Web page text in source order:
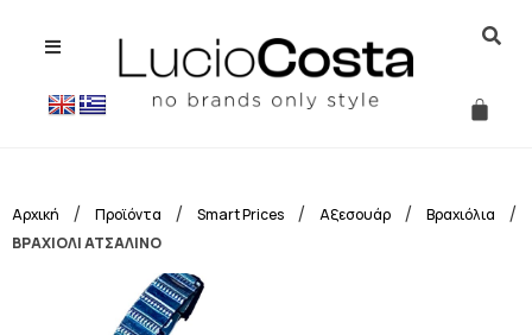
Αρχική / Προϊόντα / Smart Prices / Αξεσουάρ / Βραχιόλια /
ΒΡΑΧΙΟΛΙ ΑΤΣΑΛΙΝΟ